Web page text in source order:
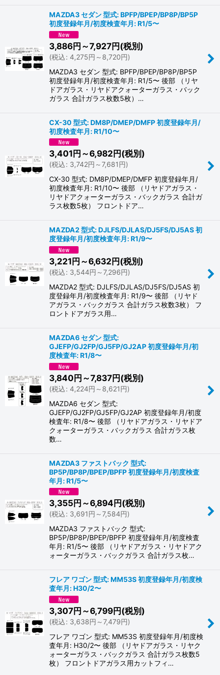
MAZDA3 セダン 型式: BPFP/BPEP/BP8P/BP5P
初度登録年月/初度検査年月: R1/5〜
3,886円～7,927円(税別)
(税込: 4,275円 ～8,720円)
MAZDA3 セダン 型式: BPFP/BPEP/BP8P/BP5P
初度登録年月/初度検査年月: R1/5〜 後部 （リヤ
ドアガラス・リヤドアクォーターガラス・バック
ガラス 合計ガラス枚数5枚）…
CX-30 型式: DM8P/DMEP/DMFP 初度登録年月/
初度検査年月: R1/10〜
3,401円～6,982円(税別)
(税込: 3,742円 ～7,681円)
CX-30 型式: DM8P/DMEP/DMFP 初度登録年月/
初度検査年月: R1/10〜 後部 （リヤドアガラス・
リヤドアクォーターガラス・バックガラス 合計ガ
ラス枚数5枚） フロントドア…
MAZDA2 型式: DJLFS/DJLAS/DJ5FS/DJ5AS 初
度登録年月/初度検査年月: R1/9〜
3,221円～6,632円(税別)
(税込: 3,544円 ～7,296円)
MAZDA2 型式: DJLFS/DJLAS/DJ5FS/DJ5AS 初
度登録年月/初度検査年月: R1/9〜 後部 （リヤド
アガラス・バックガラス 合計ガラス枚数3枚） フ
ロントドアガラス用…
MAZDA6 セダン 型式:
GJEFP/GJ2FP/GJ5FP/GJ2AP 初度登録年月/初
度検査年: R1/8〜
3,840円～7,837円(税別)
(税込: 4,224円 ～8,621円)
MAZDA6 セダン 型式:
GJEFP/GJ2FP/GJ5FP/GJ2AP 初度登録年月/初度
検査年: R1/8〜 後部 （リヤドアガラス・リヤドア
クォーターガラス・バックガラス 合計ガラス枚
数…
MAZDA3 ファストバック 型式:
BP5P/BP8P/BPEP/BPFP 初度登録年月/初度検査
年月: R1/5〜
3,355円～6,894円(税別)
(税込: 3,691円 ～7,584円)
MAZDA3 ファストバック 型式:
BP5P/BP8P/BPEP/BPFP 初度登録年月/初度検査
年月: R1/5〜 後部 （リヤドアガラス・リヤドアク
ォーターガラス・バックガラス 合計ガラス枚…
フレア ワゴン 型式: MM53S 初度登録年月/初度検
査年月: H30/2〜
3,307円～6,799円(税別)
(税込: 3,638円 ～7,479円)
フレア ワゴン 型式: MM53S 初度登録年月/初度検
査年月: H30/2〜 後部 （リヤドアガラス・リヤク
ォーターガラス・バックガラス 合計ガラス枚数5
枚） フロントドアガラス用カットフィ…